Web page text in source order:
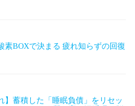
素BOXで決まる 疲れ知らずの回復
】蓄積した「睡眠負債」をリセッ